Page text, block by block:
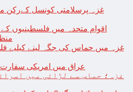
غزہ پرسلامتی کونسل کےرکن
غزہ میں حماس کی جگہ لینے کیلیے
عراق میں امریکی سفارت
غزہ؛ حماس سے لڑائی میں